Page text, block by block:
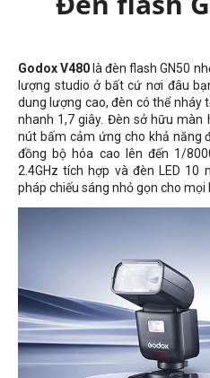
Godox V480 là đèn flash GN50
lượng studio ở bất cứ nơi đâu
dung lượng cao, đèn có thể nháy
nhanh 1,7 giây. Đèn sở hữu
nút bấm cảm ứng cho khả năng
đồng bộ hóa cao lên đến 1/
2.4GHz tích hợp và đèn LED 10
pháp chiếu sáng nhỏ gọn cho mọi